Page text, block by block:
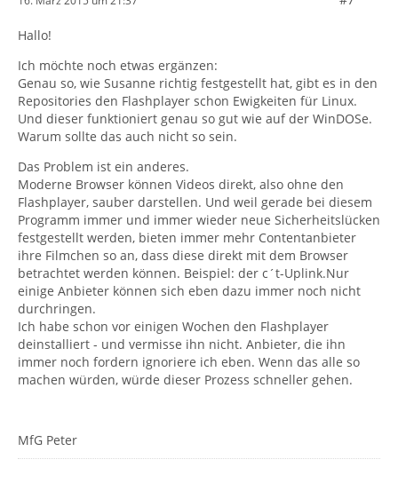
Hallo!
Ich möchte noch etwas ergänzen:
Genau so, wie Susanne richtig festgestellt hat, gibt es in den
Repositories den Flashplayer schon Ewigkeiten für Linux.
Und dieser funktioniert genau so gut wie auf der WinDOSe.
Warum sollte das auch nicht so sein.
Das Problem ist ein anderes.
Moderne Browser können Videos direkt, also ohne den
Flashplayer, sauber darstellen. Und weil gerade bei diesem
Programm immer und immer wieder neue Sicherheitslücken
festgestellt werden, bieten immer mehr Contentanbieter
ihre Filmchen so an, dass diese direkt mit dem Browser
betrachtet werden können. Beispiel: der c´t-Uplink.Nur
einige Anbieter können sich eben dazu immer noch nicht
durchringen.
Ich habe schon vor einigen Wochen den Flashplayer
deinstalliert - und vermisse ihn nicht. Anbieter, die ihn
immer noch fordern ignoriere ich eben. Wenn das alle so
machen würden, würde dieser Prozess schneller gehen.
MfG Peter